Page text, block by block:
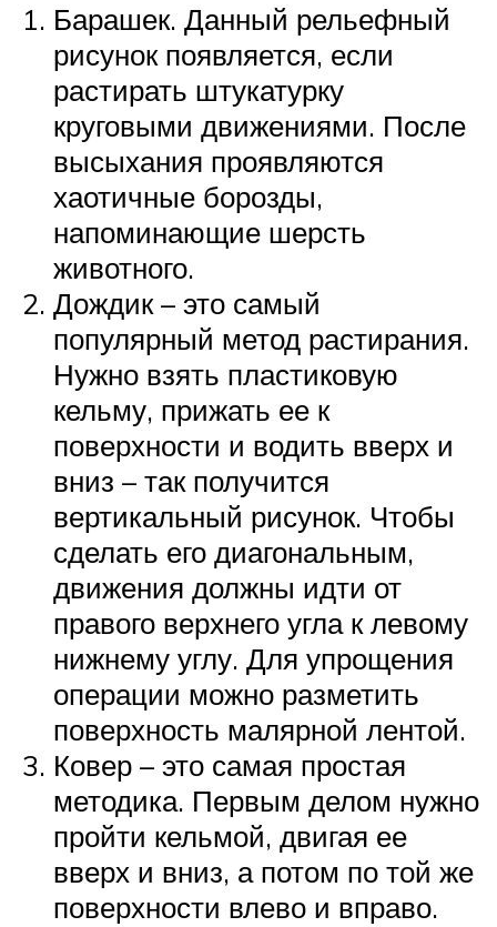
Барашек. Данный рельефный
рисунок появляется, если
растирать штукатурку
круговыми движениями. После
высыхания проявляются
хаотичные борозды,
напоминающие шерсть
животного.
Дождик – это самый
популярный метод растирания.
Нужно взять пластиковую
кельму, прижать ее к
поверхности и водить вверх и
вниз – так получится
вертикальный рисунок. Чтобы
сделать его диагональным,
движения должны идти от
правого верхнего угла к левому
нижнему углу. Для упрощения
операции можно разметить
поверхность малярной лентой.
Ковер – это самая простая
методика. Первым делом нужно
пройти кельмой, двигая ее
вверх и вниз, а потом по той же
поверхности влево и вправо.